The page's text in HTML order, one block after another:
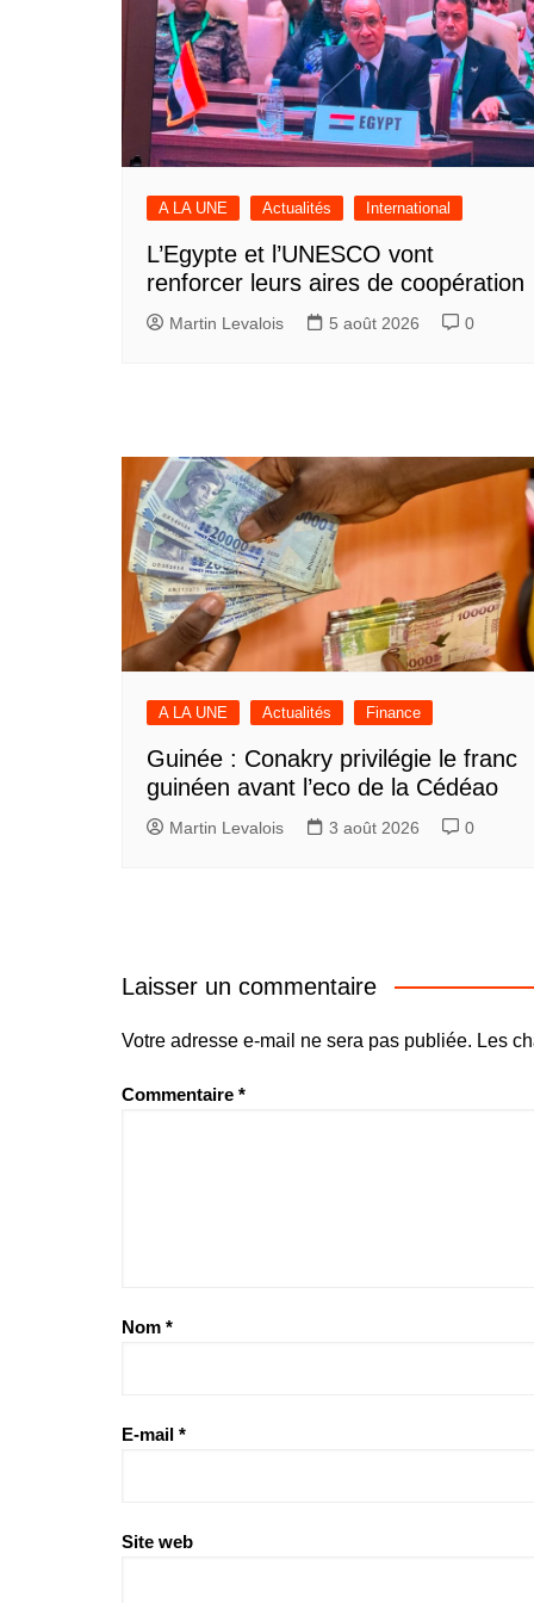
A LA UNE Actualités International
L’Egypte et l’UNESCO vont
renforcer leurs aires de coopération
Martin Levalois 5 août 2026 0
A LA UNE Actualités Finance
Guinée : Conakry privilégie le franc
guinéen avant l’eco de la Cédéao
Martin Levalois 3 août 2026 0
Laisser un commentaire
Votre adresse e-mail ne sera pas publiée. Les
Commentaire *
Nom *
E-mail *
Site web